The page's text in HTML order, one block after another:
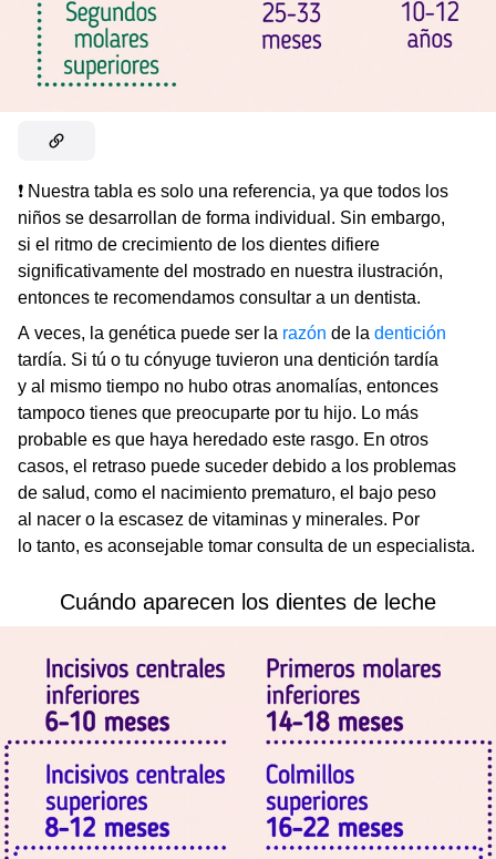
❗ Nuestra tabla es solo una referencia, ya que todos los
niños se desarrollan de forma individual. Sin embargo,
si el ritmo de crecimiento de los dientes difiere
significativamente del mostrado en nuestra ilustración,
entonces te recomendamos consultar a un dentista.
A veces, la genética puede ser la razón de la dentición
tardía. Si tú o tu cónyuge tuvieron una dentición tardía
y al mismo tiempo no hubo otras anomalías, entonces
tampoco tienes que preocuparte por tu hijo. Lo más
probable es que haya heredado este rasgo. En otros
casos, el retraso puede suceder debido a los problemas
de salud, como el nacimiento prematuro, el bajo peso
al nacer o la escasez de vitaminas y minerales. Por
lo tanto, es aconsejable tomar consulta de un especialista.
Cuándo aparecen los dientes de leche